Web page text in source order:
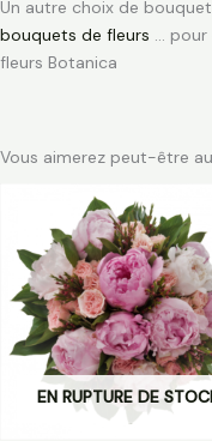
Un autre choix de
bouquets de fleurs … pour
fleurs Botanica
Vous aimerez peut-être
EN RUPTURE DE
de
prix :
€ 43,00
à
€ 93,00